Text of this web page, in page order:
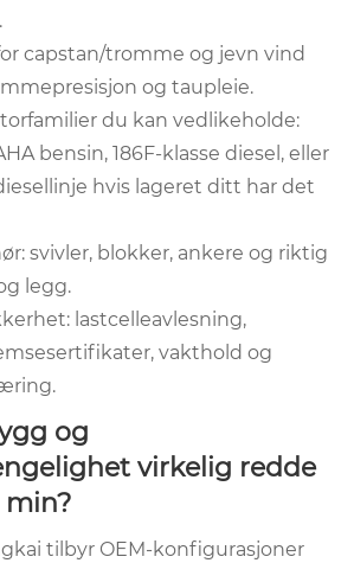
capstan/tromme og jevn vind
og taupleie.
du kan vedlikeholde:
bensin, 186F-klasse diesel, eller
hvis lageret ditt har det
svivler, blokker, ankere og riktig
legg.
lastcelleavlesning,
vakthold og
og
virkelig redde
tilbyr OEM-konfigurasjoner